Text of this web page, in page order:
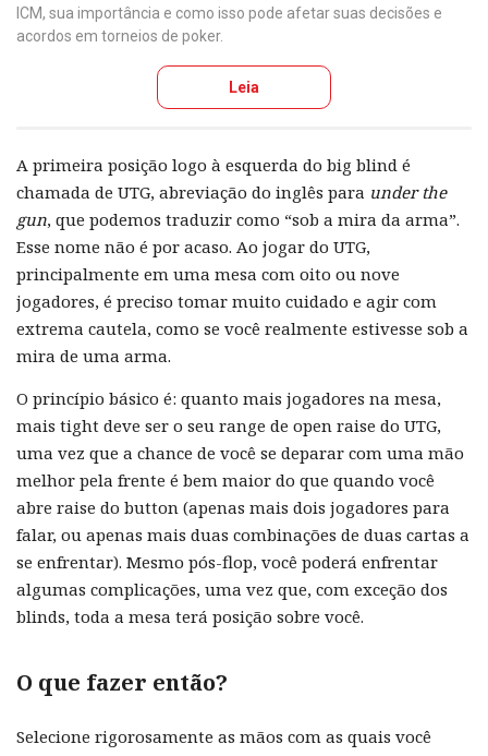
ICM, sua importância e como isso pode afetar suas decisões e
acordos em torneios de poker.
Leia
A primeira posição logo à esquerda do big blind é
chamada de UTG, abreviação do inglês para under the
gun, que podemos traduzir como “sob a mira da arma”.
Esse nome não é por acaso. Ao jogar do UTG,
principalmente em uma mesa com oito ou nove
jogadores, é preciso tomar muito cuidado e agir com
extrema cautela, como se você realmente estivesse sob a
mira de uma arma.
O princípio básico é: quanto mais jogadores na mesa,
mais tight deve ser o seu range de open raise do UTG,
uma vez que a chance de você se deparar com uma mão
melhor pela frente é bem maior do que quando você
abre raise do button (apenas mais dois jogadores para
falar, ou apenas mais duas combinações de duas cartas a
se enfrentar). Mesmo pós-flop, você poderá enfrentar
algumas complicações, uma vez que, com exceção dos
blinds, toda a mesa terá posição sobre você.
O que fazer então?
Selecione rigorosamente as mãos com as quais você